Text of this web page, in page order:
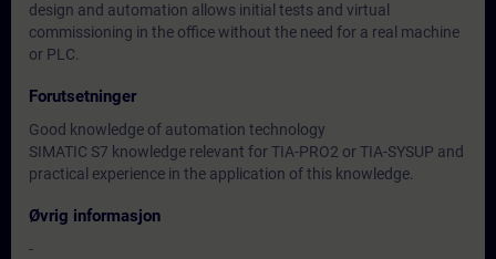
design and automation allows initial tests and virtual
commissioning in the office without the need for a real machine
or PLC.
Forutsetninger
Good knowledge of automation technology
SIMATIC S7 knowledge relevant for TIA-PRO2 or TIA-SYSUP and
practical experience in the application of this knowledge.
Øvrig informasjon
-